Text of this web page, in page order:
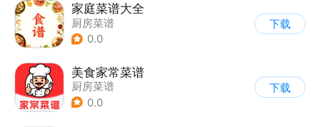
家庭菜谱大全
厨房菜谱
0.0
下载
美食家常菜谱
厨房菜谱
0.0
下载